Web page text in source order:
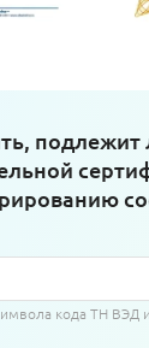
подлежит
кода ТН ВЭД